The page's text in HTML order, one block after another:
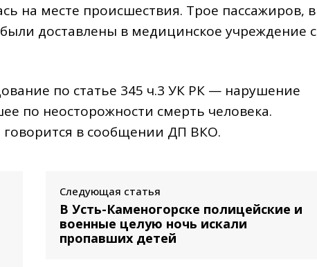
на месте происшествия. Трое пассажиров, в
доставлены в медицинское учреждение с
по статье 345 ч.3 УК РК — нарушение
по неосторожности смерть человека.
в сообщении ДП ВКО.
Следующая статья
В Усть-Каменогорске полицейские и
военные целую ночь искали
пропавших детей